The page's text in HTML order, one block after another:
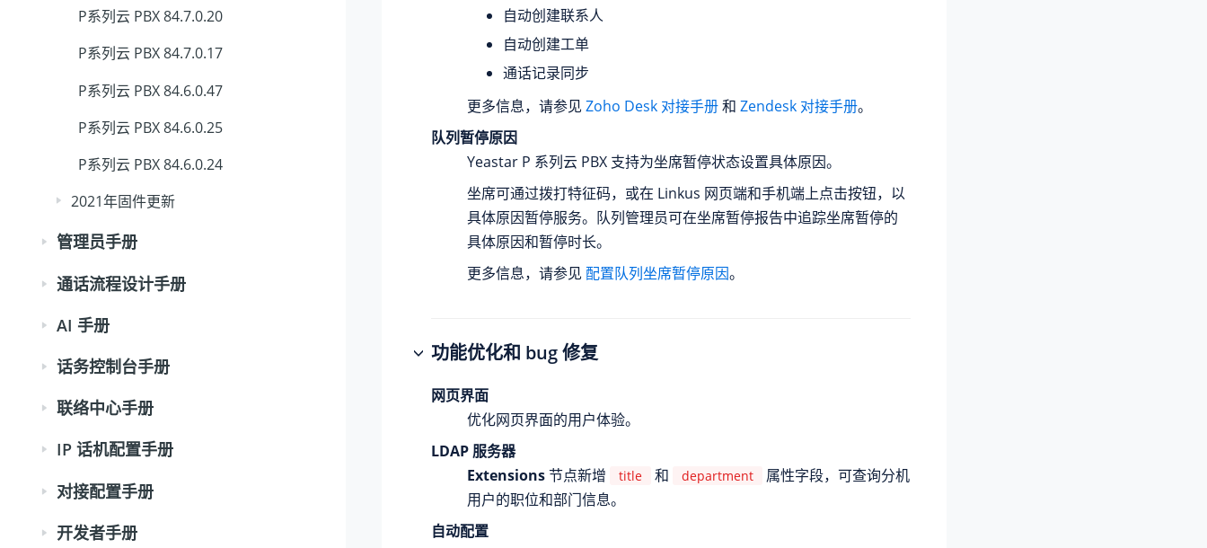
P系列云 PBX 84.7.0.20
P系列云 PBX 84.7.0.17
P系列云 PBX 84.6.0.47
P系列云 PBX 84.6.0.25
P系列云 PBX 84.6.0.24
2021年固件更新
管理员手册
通话流程设计手册
AI 手册
话务控制台手册
联络中心手册
IP 话机配置手册
对接配置手册
开发者手册
自动创建联系人
自动创建工单
通话记录同步
更多信息，请参见 Zoho Desk 对接手册和 Zendesk 对接手册。
队列暂停原因
Yeastar P 系列云 PBX 支持为坐席暂停状态设置具体原因。
坐席可通过拨打特征码，或在 Linkus 网页端和手机端上点击按钮，以
具体原因暂停服务。队列管理员可在坐席暂停报告中追踪坐席暂停的
具体原因和暂停时长。
更多信息，请参见 配置队列坐席暂停原因。
功能优化和 bug 修复
网页界面
优化网页界面的用户体验。
LDAP 服务器
Extensions节点新增 title 和 department
属性字段，可查询分机
用户的职位和部门信息。
自动配置